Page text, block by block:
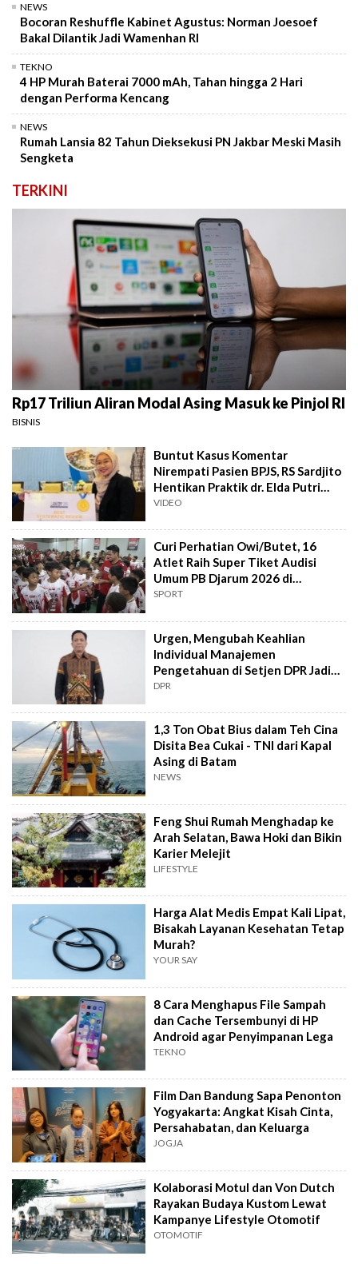
NEWS
Bocoran Reshuffle Kabinet Agustus: Norman Joesoef
Bakal Dilantik Jadi Wamenhan RI
TEKNO
4 HP Murah Baterai 7000 mAh, Tahan hingga 2 Hari
dengan Performa Kencang
NEWS
Rumah Lansia 82 Tahun Dieksekusi PN Jakbar Meski Masih
Sengketa
TERKINI
Rp17 Triliun Aliran Modal Asing Masuk ke Pinjol RI
BISNIS
Buntut Kasus Komentar
Nirempati Pasien BPJS, RS Sardjito
Hentikan Praktik dr. Elda Putri
Rahard
VIDEO
Curi Perhatian Owi/Butet, 16
Atlet Raih Super Tiket Audisi
Umum PB Djarum 2026 di
Makassar
SPORT
Urgen, Mengubah Keahlian
Individual Manajemen
Pengetahuan di Setjen DPR Jadi
Kekuatan Institusional
DPR
1,3 Ton Obat Bius dalam Teh Cina
Disita Bea Cukai - TNI dari Kapal
Asing di Batam
NEWS
Feng Shui Rumah Menghadap ke
Arah Selatan, Bawa Hoki dan Bikin
Karier Melejit
LIFESTYLE
Harga Alat Medis Empat Kali Lipat,
Bisakah Layanan Kesehatan Tetap
Murah?
YOUR SAY
8 Cara Menghapus File Sampah
dan Cache Tersembunyi di HP
Android agar Penyimpanan Lega
TEKNO
Film Dan Bandung Sapa Penonton
Yogyakarta: Angkat Kisah Cinta,
Persahabatan, dan Keluarga
JOGJA
Kolaborasi Motul dan Von Dutch
Rayakan Budaya Kustom Lewat
Kampanye Lifestyle Otomotif
OTOMOTIF